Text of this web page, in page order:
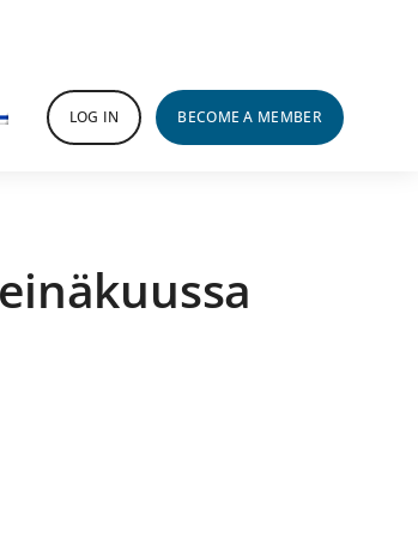
LOG IN BECOME A MEMBER